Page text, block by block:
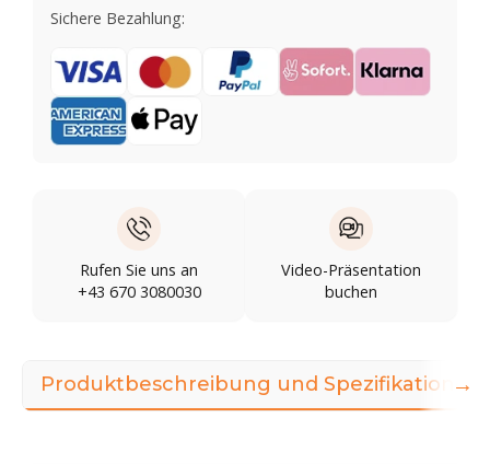
Sichere Bezahlung:
Rufen Sie uns an
+43 670 3080030
Video-Präsentation
buchen
Produktbeschreibung und Spezifikationen
→